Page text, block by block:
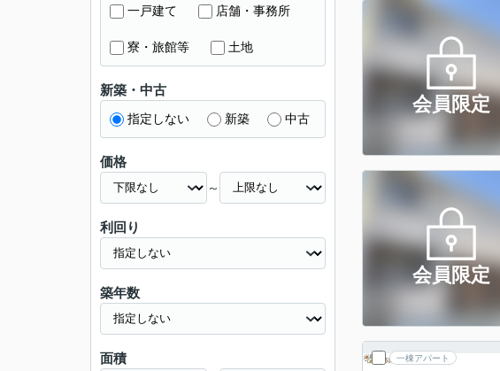
会員限定
会員限定
一棟アパート
一戸建て 店舗・事務所
寮・旅館等 土地
新築・中古
指定しない 新築 中古
価格
～
利回り
築年数
面積